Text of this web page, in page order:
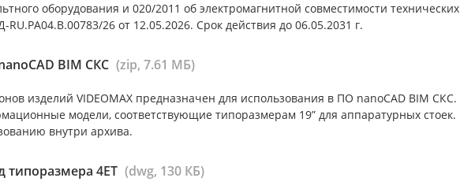
оборудования и 020/2011 об электромагнитной совместимости технических
26 от 12.05.2026. Срок действия до 06.05.2031 г.
BIM СКС (zip, 7.61 МБ)
изделий VIDEOMAX предназначен для использования в ПО nanoCAD BIM СКС.
модели, соответствующие типоразмерам 19” для аппаратурных стоек.
внутри архива.
типоразмера 4ET (dwg, 130 КБ)